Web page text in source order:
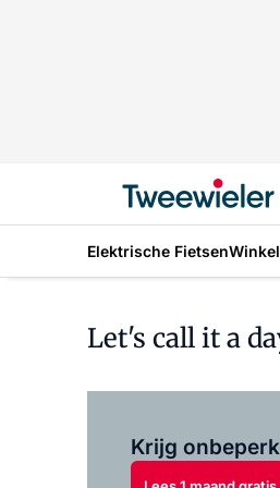
Elektrische FietsenWinkel
Let's call it a
Krijg